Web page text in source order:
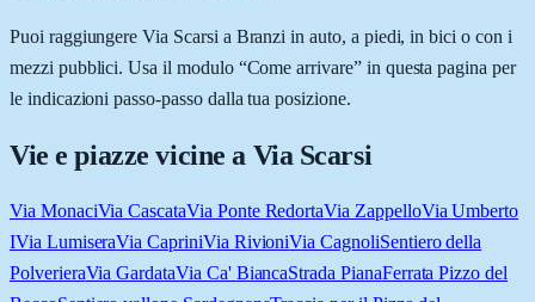
Puoi raggiungere Via Scarsi a Branzi in auto, a piedi, in bici o con i
mezzi pubblici. Usa il modulo “Come arrivare” in questa pagina per
le indicazioni passo-passo dalla tua posizione.
Vie e piazze vicine a Via Scarsi
Via MonaciVia CascataVia Ponte RedortaVia ZappelloVia Umberto
IVia LumiseraVia CapriniVia RivioniVia CagnoliSentiero della
PolverieraVia GardataVia Ca' BiancaStrada PianaFerrata Pizzo del